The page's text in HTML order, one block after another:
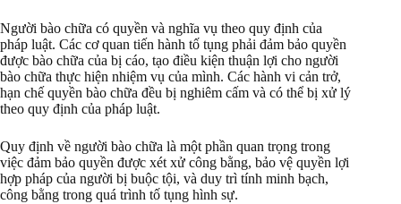
Người bào chữa có quyền và nghĩa vụ theo quy định của
pháp luật. Các cơ quan tiến hành tố tụng phải đảm bảo quyền
được bào chữa của bị cáo, tạo điều kiện thuận lợi cho người
bào chữa thực hiện nhiệm vụ của mình. Các hành vi cản trở,
hạn chế quyền bào chữa đều bị nghiêm cấm và có thể bị xử lý
theo quy định của pháp luật.
Quy định về người bào chữa là một phần quan trọng trong
việc đảm bảo quyền được xét xử công bằng, bảo vệ quyền lợi
hợp pháp của người bị buộc tội, và duy trì tính minh bạch,
công bằng trong quá trình tố tụng hình sự.